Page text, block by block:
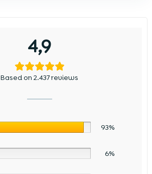
4,9
Based on 2.437 reviews
93%
6%